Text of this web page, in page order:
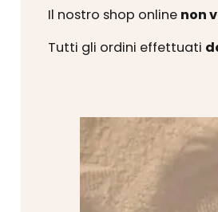
Il nostro shop online non
Tutti gli ordini effettuati